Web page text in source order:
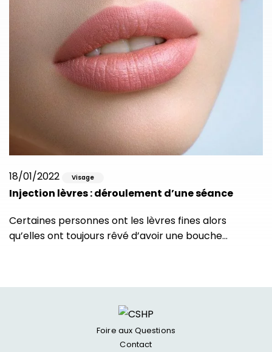
18/01/2022 Visage
Injection lèvres : déroulement d’une séance
Certaines personnes ont les lèvres fines alors
qu’elles ont toujours rêvé d’avoir une bouche…
Foire aux Questions
Contact